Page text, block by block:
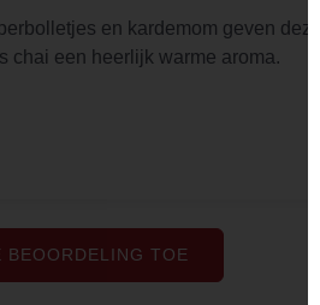
en kardemom geven deze
chai een heerlijk warme aroma.
BEOORDELING TOE